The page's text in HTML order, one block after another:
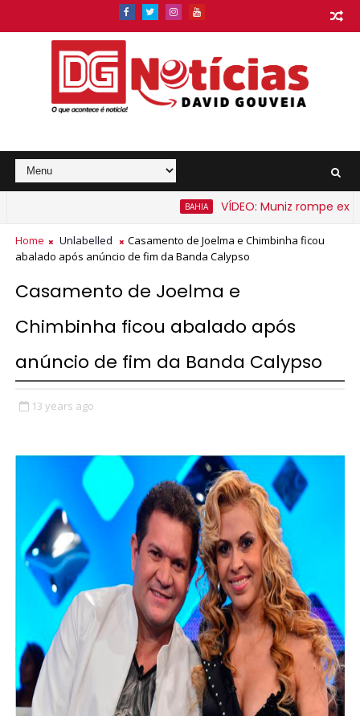
BAHIA
VÍDEO: Muniz rompe
barato na Bahia a partir de segunda-feira
Home Unlabelled
Casamento de Joelma e Chimbinha ficou
abalado após anúncio de fim da Banda Calypso
Casamento de Joelma e
Chimbinha ficou abalado após
anúncio de fim da Banda Calypso
13 years ago